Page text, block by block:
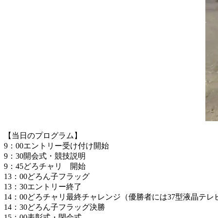
【当日のプログラム】
9：00エントリー受け付け開始
9：30開会式・競技説明
9：45どろチャリ 開始
13：00どろん子フラッグ
13：30エントリー終了
14：00どろチャリ最終チャレンジ（優勝者には37型液晶テレ
14：30どろん子フラッグ決勝